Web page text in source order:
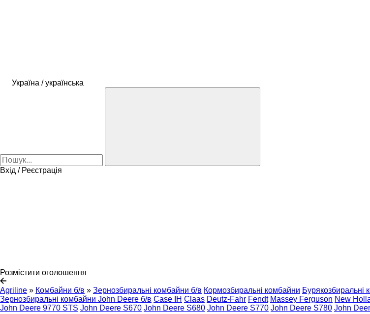
Україна / українська
Вхід / Реєстрація
Розмістити оголошення
Agriline » Комбайни б/в » Зернозбиральні комбайни б/в Кормозбиральні комбайни Бурякозбиральні
Зернозбиральні комбайни John Deere б/в Case IH Claas Deutz-Fahr Fendt Massey Ferguson New
John Deere 9770 STS John Deere S670 John Deere S680 John Deere S770 John Deere S780 John